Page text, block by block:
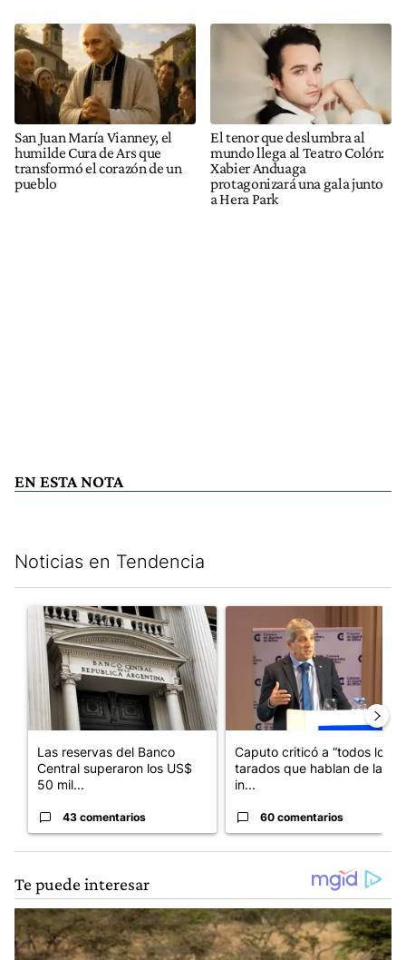
San Juan María Vianney, el
humilde Cura de Ars que
transformó el corazón de un
pueblo
El tenor que deslumbra al
mundo llega al Teatro Colón:
Xabier Anduaga
protagonizará una gala junto
a Hera Park
EN ESTA NOTA
Noticias en Tendencia
Un artículo de tendencia con el título "Las reservas del Banco
Las reservas del Banco
Central superaron los US$
50 mil...
43 comentarios
Caputo criticó a “todos los
tarados que hablan de la
in...
60 comentarios